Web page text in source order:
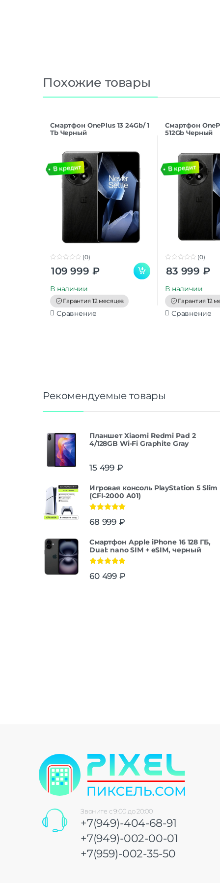
Похожие товары
Смартфон OnePlus 13 24Gb/ 1
Tb Черный
o
(0)
109 999 ₽
В наличии
Гарантия 12 месяцев
Сравнение
Смартфон
512Gb Черный
o
o
(0)
83 999 ₽
В наличии
Гарантия 12
Сравнение
Рекомендуемые товары
Планшет Xiaomi Redmi Pad 2
4/128GB Wi-Fi Graphite Gray
15 499 ₽
Игровая консоль PlayStation 5 Slim
(CFI-2000 A01)
из 5
68 999 ₽
Смартфон Apple iPhone 16 128 ГБ,
Dual: nano SIM + eSIM, черный
из 5
60 499 ₽
Звоните с 9:00 до 20:00
+7(949)-404-68-91
+7(949)-002-00-01
+7(959)-002-35-50